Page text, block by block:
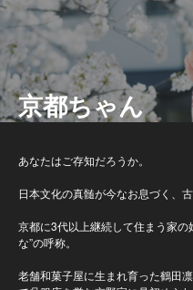
京都ちゃん
あなたはご存知だろうか。
日本文化の真髄が今なお息づく、
京都に3代以上継続して住まう家
な”の呼称。
老舗和菓子屋に生まれ育った鶴田